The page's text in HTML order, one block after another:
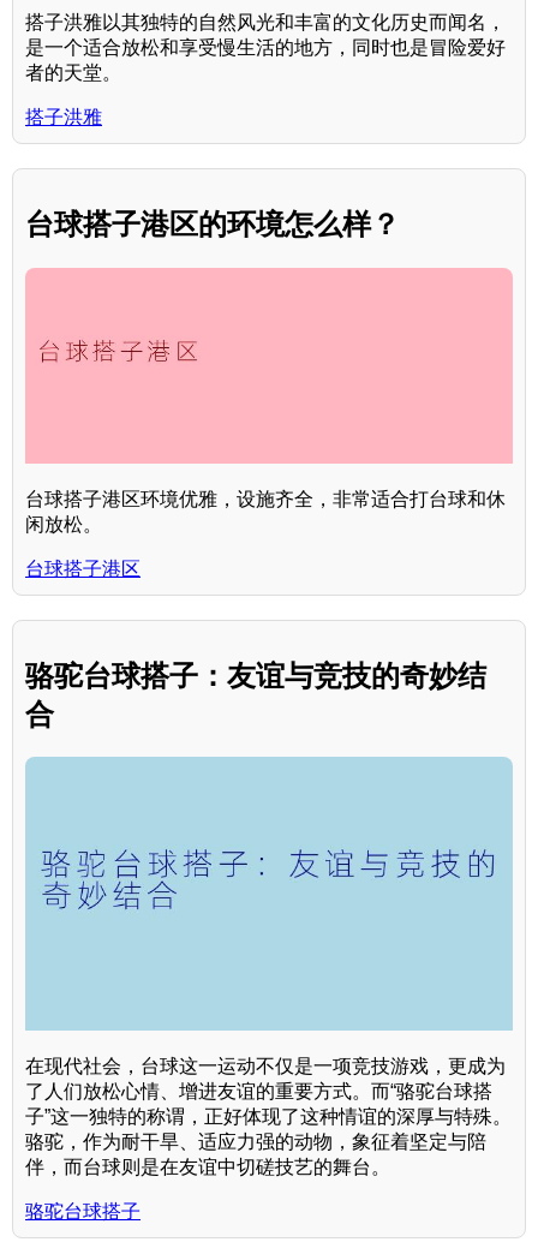
搭子洪雅以其独特的自然风光和丰富的文化历史而闻名，
是一个适合放松和享受慢生活的地方，同时也是冒险爱好
者的天堂。
搭子洪雅
台球搭子港区的环境怎么样？
台球搭子港区环境优雅，设施齐全，非常适合打台球和休
闲放松。
台球搭子港区
骆驼台球搭子：友谊与竞技的奇妙结
合
在现代社会，台球这一运动不仅是一项竞技游戏，更成为
了人们放松心情、增进友谊的重要方式。而“骆驼台球搭
子”这一独特的称谓，正好体现了这种情谊的深厚与特殊。
骆驼，作为耐干旱、适应力强的动物，象征着坚定与陪
伴，而台球则是在友谊中切磋技艺的舞台。
骆驼台球搭子